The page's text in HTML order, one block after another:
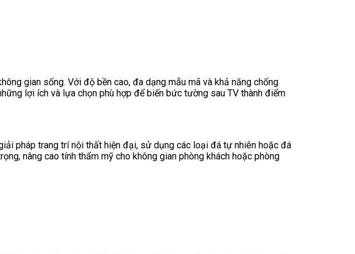
gian sống. Với độ bền cao, đa dạng mẫu mã và khả năng chống
lợi ích và lựa chọn phù hợp để biến bức tường sau TV thành điểm
pháp trang trí nội thất hiện đại, sử dụng các loại đá tự nhiên hoặc đá
nâng cao tính thẩm mỹ cho không gian phòng khách hoặc phòng